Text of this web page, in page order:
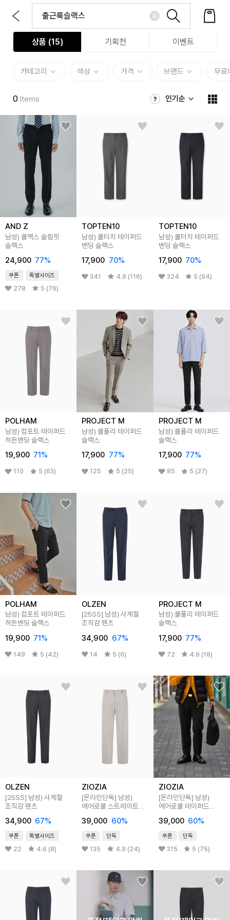
상품 (15) 기획전 이벤트
카테고리 색상 가격 브랜드 무료
0 Items 인기순
AND Z
남성) 쿨맥스 슬림핏
슬랙스
24,900 77%
쿠폰 특별사이즈
278 5 (76)
TOPTEN10
남성) 쿨터치 테이퍼드
밴딩 슬랙스
17,900 70%
341 4.9 (116)
TOPTEN10
남성) 쿨터치 테이퍼드
밴딩 슬랙스
17,900 70%
324 5 (94)
POLHAM
남성) 컴포트 테이퍼드
히든밴딩 슬랙스
19,900 71 %
110 5 (63)
PROJECT M
남성) 쿨폴리 테이퍼드
슬랙스
17,900 77%
125 5 (25)
PROJECT M
남성) 쿨폴리 테이퍼드
슬랙스
17,900 77%
85 5 (27)
POLHAM
남성) 컴포트 테이퍼드
히든밴딩 슬랙스
19,900 71%
149 5 (42)
OLZEN
[25SS] 남성) 사계절
조직감 팬츠
34,900 67%
14 5 (6)
PROJECT M
남성) 쿨폴리 테이퍼드
슬랙스
17,900 77%
72 4.9 (18)
OLZEN
[25SS] 남성) 사계절
조직감 팬츠
34,900 67%
쿠폰 특별사이즈
22 4.6 (8)
ZIOZIA
[온라인단독] 남성)
에어로쿨 스트레이트
39,000 60%
쿠폰 단독
135 4.9 (24)
ZIOZIA
[온라인단독] 남성)
에어로쿨 테이퍼드
39,000 60%
쿠폰 단독
315 5 (75)